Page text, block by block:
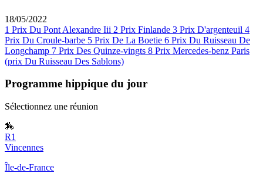
18/05/2022
1 Prix Du Pont Alexandre Iii 2 Prix Finlande 3 Prix D'argenteuil 4
Prix Du Croule-barbe 5 Prix De La Boetie 6 Prix Du Ruisseau De
Longchamp 7 Prix Des Quinze-vingts 8 Prix Mercedes-benz Paris
(prix Du Ruisseau Des Sablons)
Programme hippique du jour
Sélectionnez une réunion
🏇
R1
Vincennes
Île-de-France